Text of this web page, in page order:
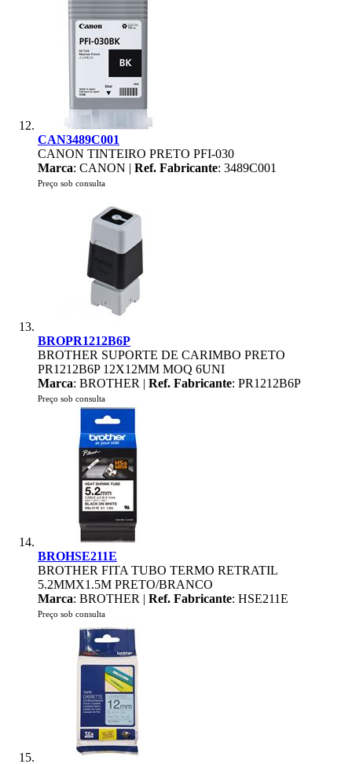
CAN3489C001
CANON TINTEIRO PRETO PFI-030
Marca: CANON | Ref. Fabricante: 3489C001
Preço sob consulta
BROPR1212B6P
BROTHER SUPORTE DE CARIMBO PRETO
PR1212B6P 12X12MM MOQ 6UNI
Marca: BROTHER | Ref. Fabricante: PR1212B6P
Preço sob consulta
BROHSE211E
BROTHER FITA TUBO TERMO RETRATIL
5.2MMX1.5M PRETO/BRANCO
Marca: BROTHER | Ref. Fabricante: HSE211E
Preço sob consulta